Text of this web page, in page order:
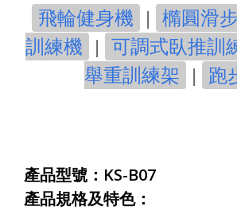
飛輪健身機 | 橢圓滑
訓練機
| 可調式臥推訓
舉重訓練架
| 跑
產品型號：KS-B07
產品規格及特色：